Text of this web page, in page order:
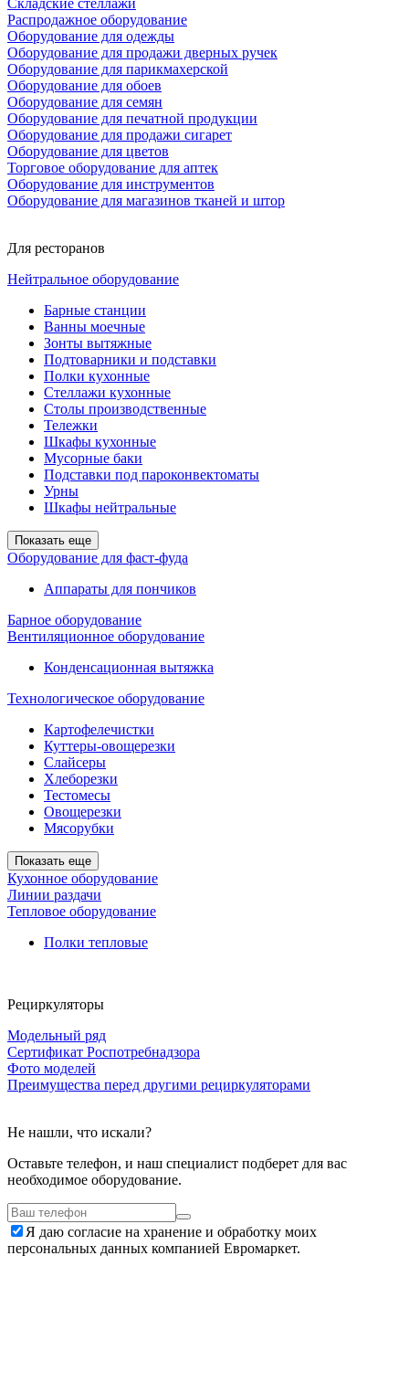
Складские стеллажи
Распродажное оборудование
Оборудование для одежды
Оборудование для продажи дверных ручек
Оборудование для парикмахерской
Оборудование для обоев
Оборудование для семян
Оборудование для печатной продукции
Оборудование для продажи сигарет
Оборудование для цветов
Торговое оборудование для аптек
Оборудование для инструментов
Оборудование для магазинов тканей и штор
Для ресторанов
Нейтральное оборудование
Барные станции
Ванны моечные
Зонты вытяжные
Подтоварники и подставки
Полки кухонные
Стеллажи кухонные
Столы производственные
Тележки
Шкафы кухонные
Мусорные баки
Подставки под пароконвектоматы
Урны
Шкафы нейтральные
Показать еще
Оборудование для фаст-фуда
Аппараты для пончиков
Барное оборудование
Вентиляционное оборудование
Конденсационная вытяжка
Технологическое оборудование
Картофелечистки
Куттеры-овощерезки
Слайсеры
Хлеборезки
Тестомесы
Овощерезки
Мясорубки
Показать еще
Кухонное оборудование
Линии раздачи
Тепловое оборудование
Полки тепловые
Рециркуляторы
Модельный ряд
Сертификат Роспотребнадзора
Фото моделей
Преимущества перед другими рециркуляторами
Не нашли, что искали?
Оставьте телефон, и наш специалист подберет для вас
необходимое оборудование.
Я даю согласие на хранение и обработку моих
персональных данных компанией Евромаркет.